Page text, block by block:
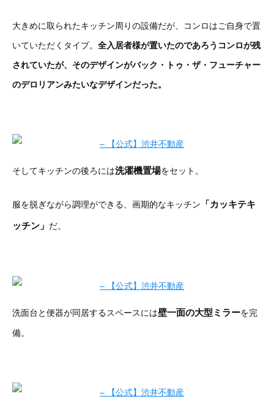
大きめに取られたキッチン周りの設備だが、コンロはご自身で置
いていただくタイプ。 全入居者様が置いたのであろうコンロが残
されていたが、そのデザインがバック・トゥ・ザ・フューチャー
のデロリアンみたいなデザインだった。
そしてキッチンの後ろには洗濯機置場をセット。
服を脱ぎながら調理ができる、画期的なキッチン 「カッキテキ
ッチン」 だ。
洗面台と便器が同居するスペースには壁一面の大型ミラーを完
備。